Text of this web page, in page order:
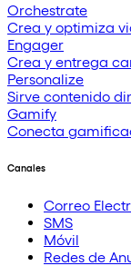
Orchestrate
Crea y optimiza
Engager
Crea y entrega
Personalize
Sirve contenido
Gamify
Conecta
Canales
Correo
SMS
Móvil
Redes de